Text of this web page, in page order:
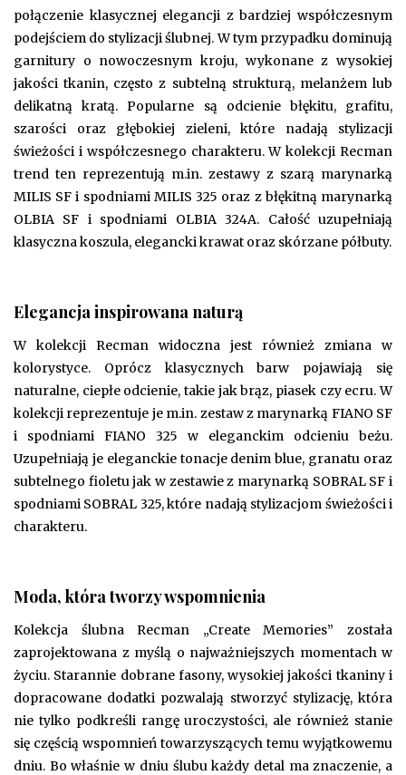
połączenie klasycznej elegancji z bardziej współczesnym
podejściem do stylizacji ślubnej. W tym przypadku dominują
garnitury o nowoczesnym kroju, wykonane z wysokiej
jakości tkanin, często z subtelną strukturą, melanżem lub
delikatną kratą. Popularne są odcienie błękitu, grafitu,
szarości oraz głębokiej zieleni, które nadają stylizacji
świeżości i współczesnego charakteru. W kolekcji Recman
trend ten reprezentują m.in. zestawy z szarą marynarką
MILIS SF i spodniami MILIS 325 oraz z błękitną marynarką
OLBIA SF i spodniami OLBIA 324A. Całość uzupełniają
klasyczna koszula, elegancki krawat oraz skórzane półbuty.
Elegancja inspirowana naturą
W kolekcji Recman widoczna jest również zmiana w
kolorystyce. Oprócz klasycznych barw pojawiają się
naturalne, ciepłe odcienie, takie jak brąz, piasek czy ecru. W
kolekcji reprezentuje je m.in. zestaw z marynarką FIANO SF
i spodniami FIANO 325 w eleganckim odcieniu beżu.
Uzupełniają je eleganckie tonacje denim blue, granatu oraz
subtelnego fioletu jak w zestawie z marynarką SOBRAL SF i
spodniami SOBRAL 325, które nadają stylizacjom świeżości i
charakteru.
Moda, która tworzy wspomnienia
Kolekcja ślubna Recman „Create Memories” została
zaprojektowana z myślą o najważniejszych momentach w
życiu. Starannie dobrane fasony, wysokiej jakości tkaniny i
dopracowane dodatki pozwalają stworzyć stylizację, która
nie tylko podkreśli rangę uroczystości, ale również stanie
się częścią wspomnień towarzyszących temu wyjątkowemu
dniu. Bo właśnie w dniu ślubu każdy detal ma znaczenie, a